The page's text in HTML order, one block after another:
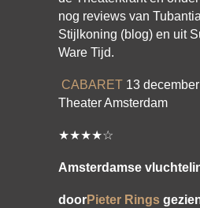
nog reviews van
Stijlkoning (blog) en uit
Ware Tijd.
CABARET 13
Theater Amsterdam
★★★★☆
Amsterdamse
doorPieter Rings